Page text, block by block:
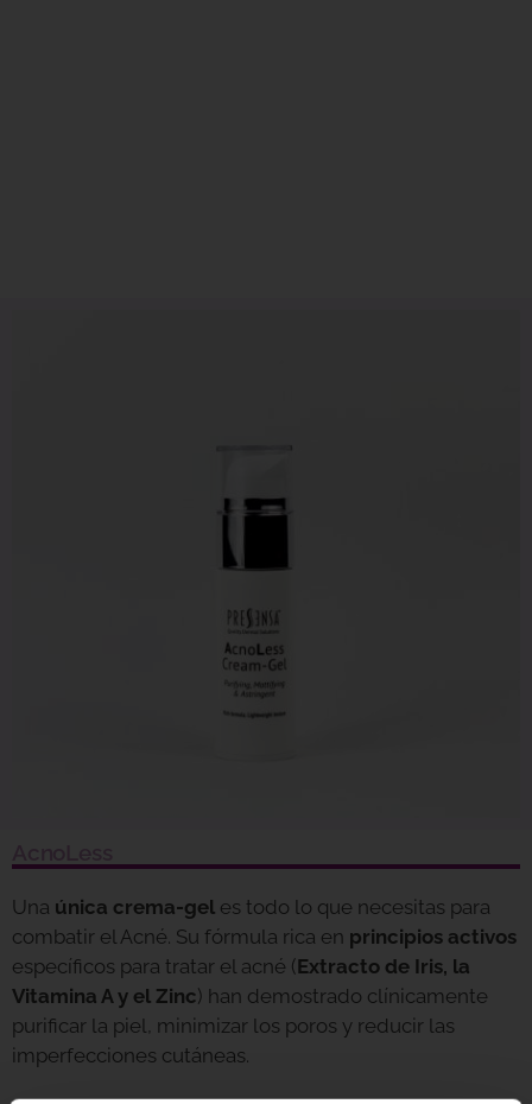
Una única crema-gel es todo lo que necesitas para
combatir el Acné. Su fórmula rica en principios activos
específicos para tratar el acné (Extracto de Iris, la
Vitamina A y el Zinc) han demostrado clínicamente
purificar la piel, minimizar los poros y reducir las
imperfecciones cutáneas.